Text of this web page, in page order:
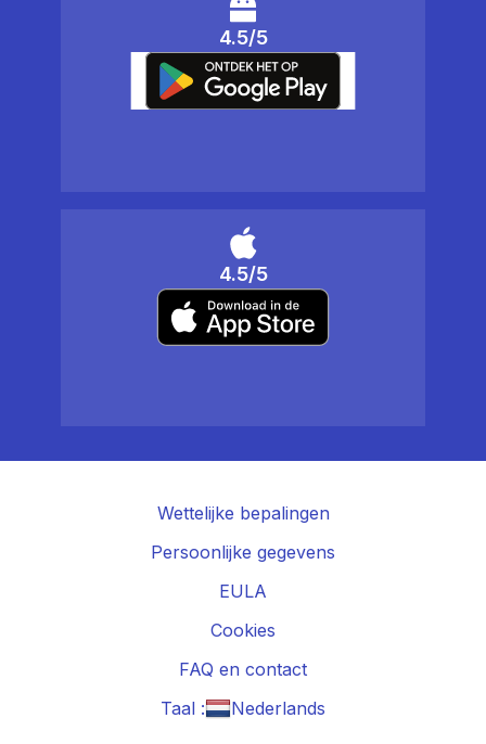
4.5/5
4.5/5
Wettelijke bepalingen
Persoonlijke gegevens
EULA
Cookies
FAQ en contact
Taal :
Nederlands